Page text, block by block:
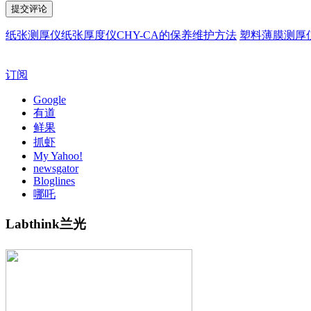
纸张测厚仪纸张厚度仪CHY-CA的保养维护方法 塑料薄膜测厚
订阅
Google
有道
鲜果
抓虾
My Yahoo!
newsgator
Bloglines
哪吒
Labthink兰光